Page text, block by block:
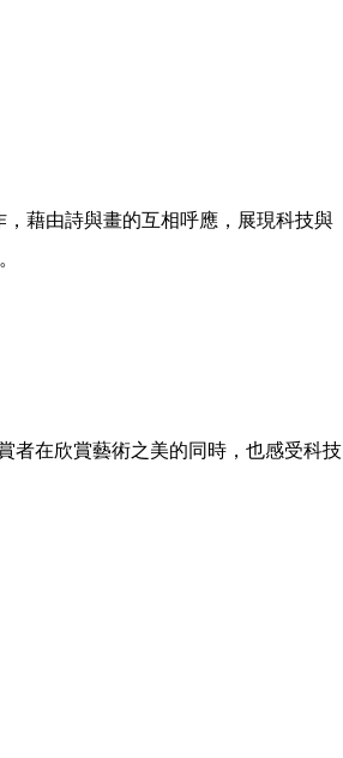
藉由詩與畫的互相呼應，展現科技與
者在欣賞藝術之美的同時，也感受科技